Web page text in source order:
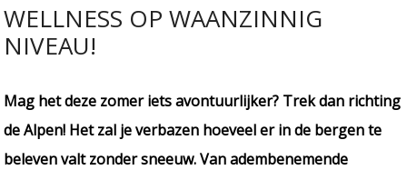
WELLNESS OP WAANZINNIG
NIVEAU!
Mag het deze zomer iets avontuurlijker? Trek dan richting
de Alpen! Het zal je verbazen hoeveel er in de bergen te
beleven valt zonder sneeuw. Van adembenemende